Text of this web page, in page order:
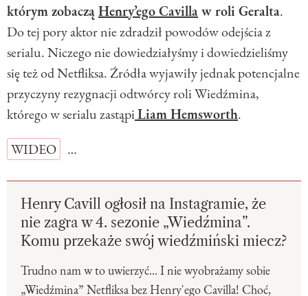
którym zobacząHenry’ego Cavillaw roli Geralta.
Do tej pory aktor nie zdradził powodów odejścia z
serialu. Niczego nie dowiedziałyśmy i dowiedzieliśmy
się też od Netfliksa. Źródła wyjawiły jednak potencjalne
przyczyny rezygnacji odtwórcy roli Wiedźmina,
którego w serialu zastąpiLiam Hemsworth.
WIDEO
…
Henry Cavill ogłosił na Instagramie, że
nie zagra w 4. sezonie „Wiedźmina”.
Komu przekaże swój wiedźmiński miecz?
Trudno nam w to uwierzyć... I nie wyobrażamy sobie
„Wiedźmina” Netfliksa bez Henry'ego Cavilla! Choć,